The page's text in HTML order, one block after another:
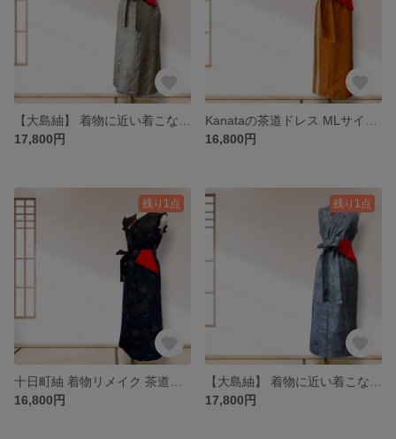
17,800円
16,800円
残り1点
16,800円
残り1点
17,800円